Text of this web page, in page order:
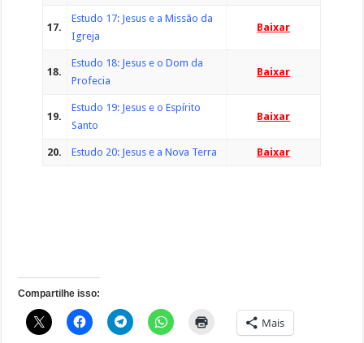
17.
Estudo 17: Jesus e a Missão da
Igreja
Baixar
18.
Estudo 18: Jesus e o Dom da
Profecia
Baixar
19.
Estudo 19: Jesus e o Espírito
Santo
Baixar
20. Estudo 20: Jesus e a Nova Terra Baixar
Compartilhe isso:
Mais